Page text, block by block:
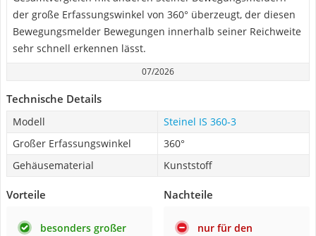
der große Erfassungswinkel von 360° überzeugt, der diesen
Bewegungsmelder Bewegungen innerhalb seiner Reichweite
sehr schnell erkennen lässt.
07/2026
Technische Details
Modell
Steinel IS 360-3
Großer Erfassungswinkel
360°
Gehäusematerial
Kunststoff
Vorteile
besonders großer
Nachteile
nur für den